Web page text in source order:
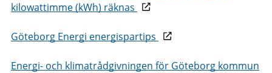
kilowattimme (kWh) räknas
Göteborg Energi energispartips
Energi- och klimatrådgivningen för Göteborg kommun